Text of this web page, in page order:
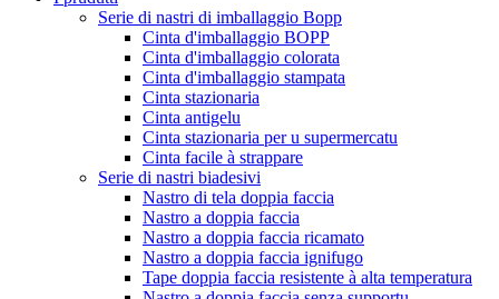
Serie di nastri di imballaggio Bopp
Cinta d'imballaggio BOPP
Cinta d'imballaggio colorata
Cinta d'imballaggio stampata
Cinta stazionaria
Cinta antigelu
Cinta stazionaria per u supermercatu
Cinta facile à strappare
Serie di nastri biadesivi
Nastro di tela doppia faccia
Nastro a doppia faccia
Nastro a doppia faccia ricamato
Nastro a doppia faccia ignifugo
Tape doppia faccia resistente à alta temperatura